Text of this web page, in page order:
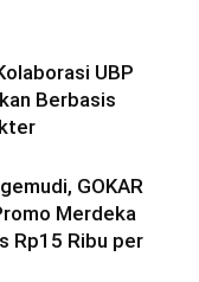
UBP
Berbasis
GOKAR
Merdeka
Rp15 Ribu per